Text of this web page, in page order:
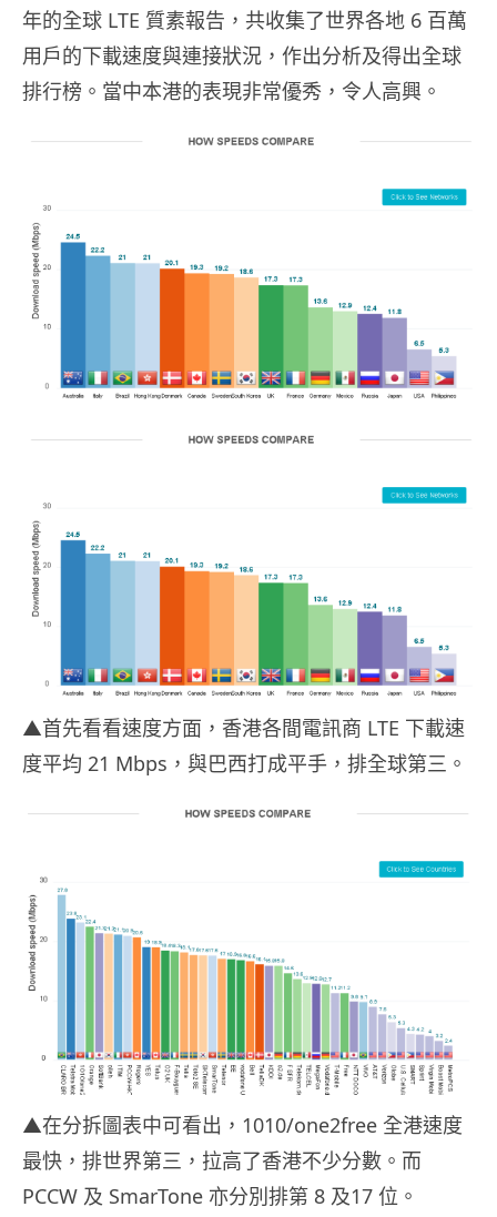
年的全球 LTE 質素報告，共收集了世界各地 6 百萬
用戶的下載速度與連接狀況，作出分析及得出全球
排行榜。當中本港的表現非常優秀，令人高興。
▲首先看看速度方面，香港各間電訊商 LTE 下載速
度平均 21 Mbps，與巴西打成平手，排全球第三。
▲在分拆圖表中可看出，1010/one2free 全港速度
最快，排世界第三，拉高了香港不少分數。而
PCCW 及 SmarTone 亦分別排第 8 及17 位。